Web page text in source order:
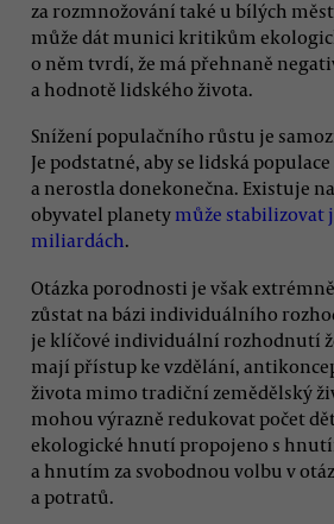
za rozmnožování také u bílých
může dát munici kritikům
o něm tvrdí, že má přehnaně
a hodnotě lidského života.
Snížení populačního růstu je
Je podstatné, aby se lidská
a nerostla donekonečna. Existuje
obyvatel planety může stabilizovat
miliardách.
Otázka porodnosti je však
zůstat na bázi individuálního
je klíčové individuální rozhodnutí
mají přístup ke vzdělání,
života mimo tradiční zemědělský
mohou výrazně redukovat počet
ekologické hnutí propojeno s
a hnutím za svobodnou volbu v
a potratů.